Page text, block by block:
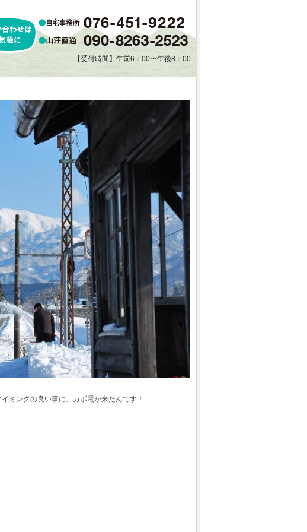
【受付時間】午前6：00〜午後8：00
イミングの良い事に、カボ電が来たんです！